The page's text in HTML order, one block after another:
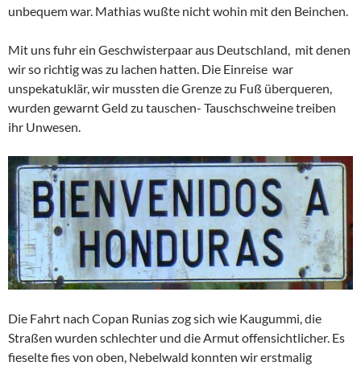
unbequem war. Mathias wußte nicht wohin mit den Beinchen.
Mit uns fuhr ein Geschwisterpaar aus Deutschland, mit denen
wir so richtig was zu lachen hatten. Die Einreise war
unspekatuklär, wir mussten die Grenze zu Fuß überqueren,
wurden gewarnt Geld zu tauschen- Tauschschweine treiben
ihr Unwesen.
Die Fahrt nach Copan Runias zog sich wie Kaugummi, die
Straßen wurden schlechter und die Armut offensichtlicher. Es
fieselte fies von oben, Nebelwald konnten wir erstmalig